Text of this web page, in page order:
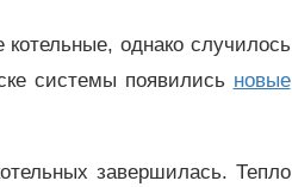
однако случилось
системы появились новые
завершилась. Тепло